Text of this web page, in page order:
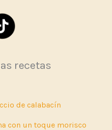
recetas
de calabacín
con un toque morisco